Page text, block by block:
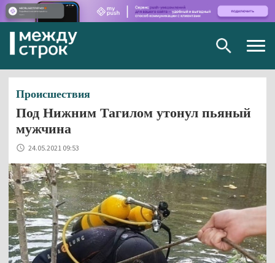
Происшествия
Под Нижним Тагилом утонул пьяный
мужчина
24.05.2021 09:53